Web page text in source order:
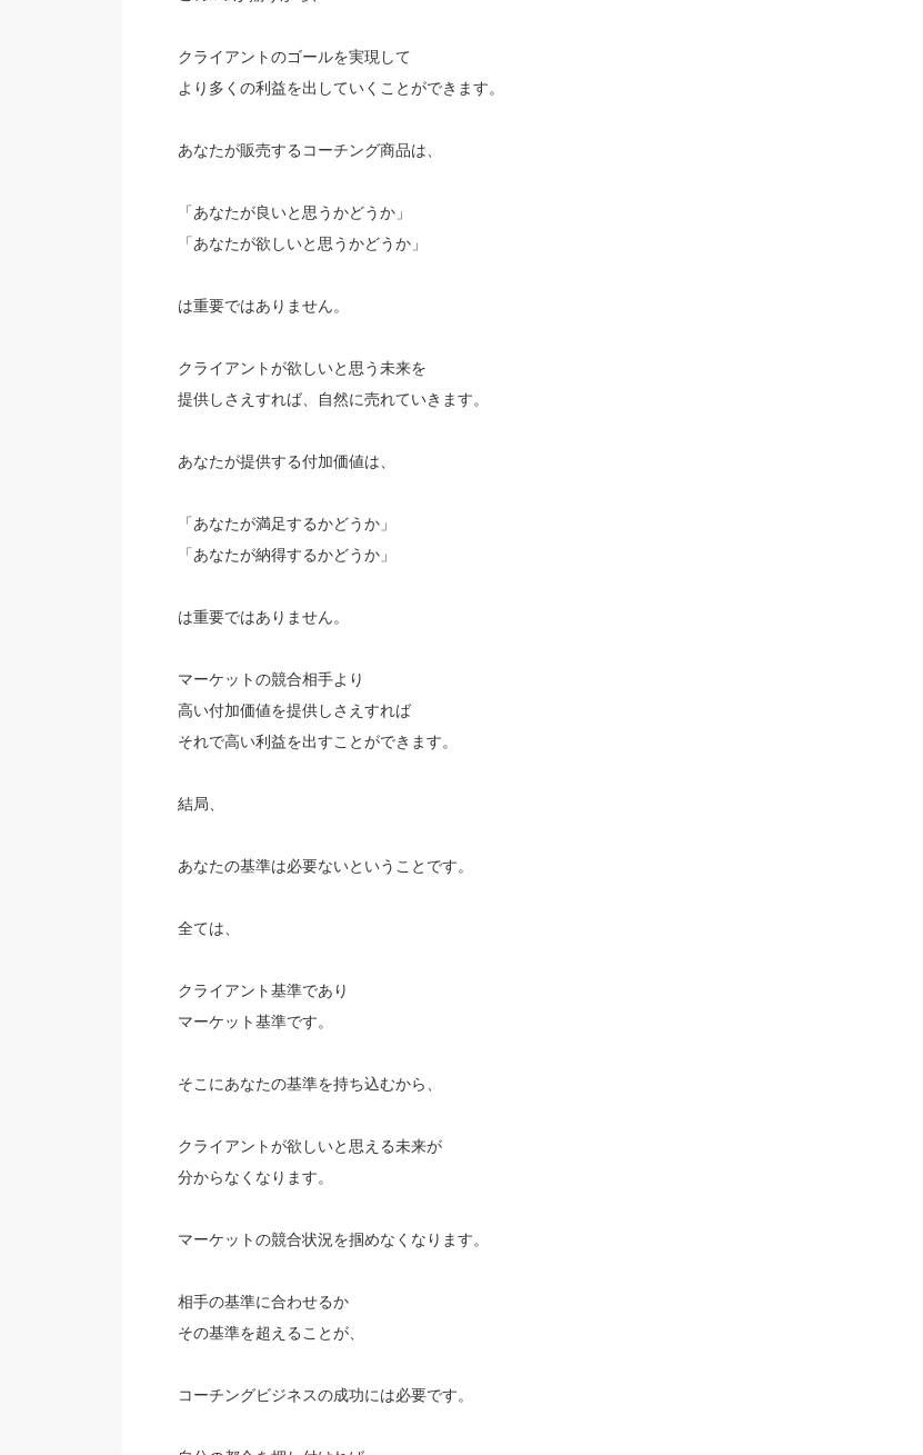
クライアントのゴールを実現して
より多くの利益を出していくことができます。
あなたが販売するコーチング商品は、
「あなたが良いと思うかどうか」
「あなたが欲しいと思うかどうか」
は重要ではありません。
クライアントが欲しいと思う未来を
提供しさえすれば、自然に売れていきます。
あなたが提供する付加価値は、
「あなたが満足するかどうか」
「あなたが納得するかどうか」
は重要ではありません。
マーケットの競合相手より
高い付加価値を提供しさえすれば
それで高い利益を出すことができます。
結局、
あなたの基準は必要ないということです。
全ては、
クライアント基準であり
マーケット基準です。
そこにあなたの基準を持ち込むから、
クライアントが欲しいと思える未来が
分からなくなります。
マーケットの競合状況を掴めなくなります。
相手の基準に合わせるか
その基準を超えることが、
コーチングビジネスの成功には必要です。